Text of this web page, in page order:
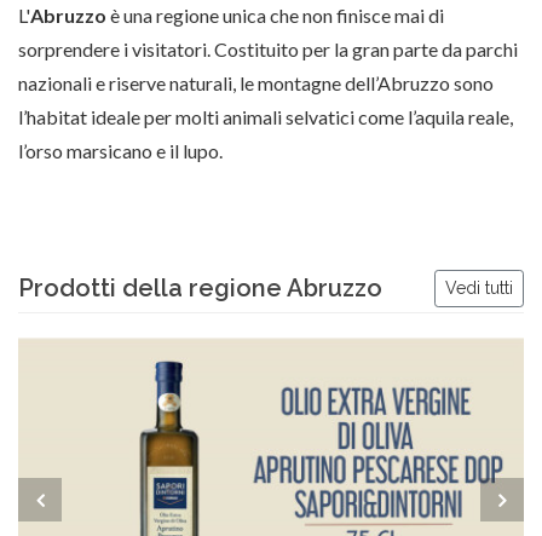
L'Abruzzo è una regione unica che non finisce mai di
sorprendere i visitatori. Costituito per la gran parte da parchi
nazionali e riserve naturali, le montagne dell’Abruzzo sono
l’habitat ideale per molti animali selvatici come l’aquila reale,
l’orso marsicano e il lupo.
Prodotti della regione Abruzzo Vedi tutti